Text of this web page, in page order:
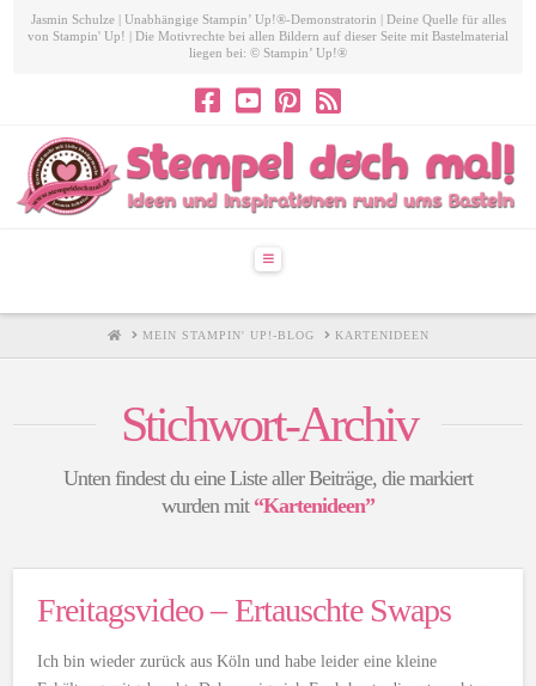
Jasmin Schulze | Unabhängige Stampin’ Up!®-Demonstratorin | Deine Quelle für alles
von Stampin' Up! | Die Motivrechte bei allen Bildern auf dieser Seite mit Bastelmaterial
liegen bei: © Stampin’ Up!®
Navigation
HOMEMEIN STAMPIN' UP!-BLOG KARTENIDEEN
Stichwort-Archiv
Unten findest du eine Liste aller Beiträge, die markiert
wurden mit “Kartenideen”
Freitagsvideo – Ertauschte Swaps
Ich bin wieder zurück aus Köln und habe leider eine kleine